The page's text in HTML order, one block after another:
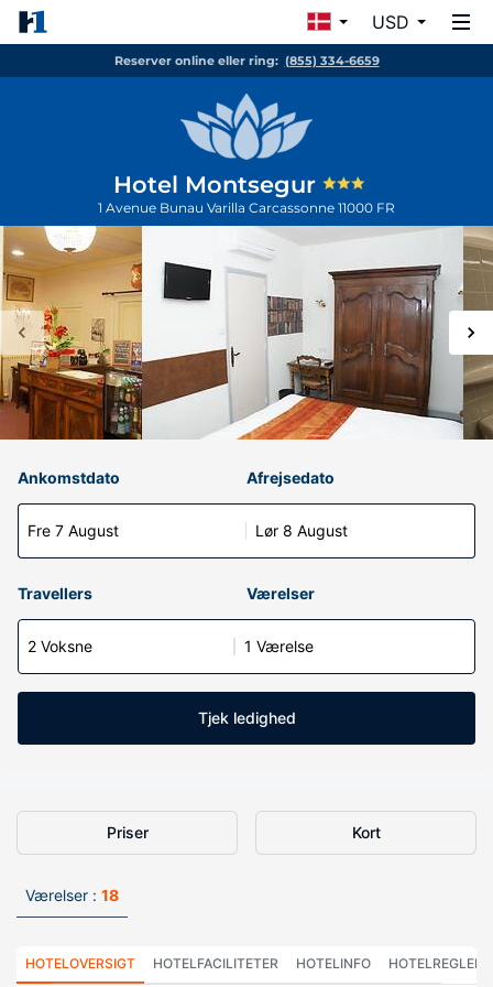
USD
Reserver online eller ring: (855) 334-6659
Hotel Montsegur
1 Avenue Bunau Varilla Carcassonne 11000 FR
Ankomstdato
Fre 7 August
Afrejsedato
Lør 8 August
Travellers Værelser
2 Voksne 1 Værelse
Tjek ledighed
Priser Kort
Værelser : 18
HOTELOVERSIGT HOTELFACILITETER HOTELINFO HOTELREGLER